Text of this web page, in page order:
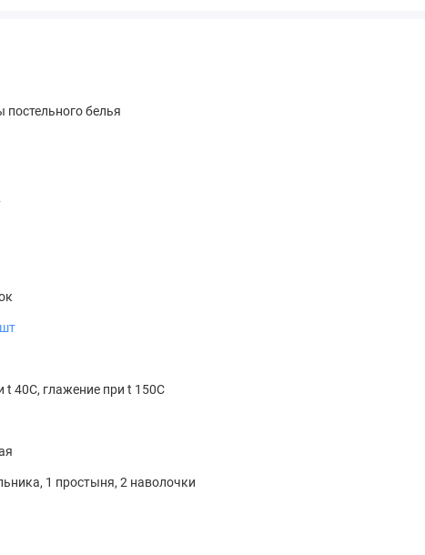
постельного белья
t 40С, глажение при t 150С
1 простыня, 2 наволочки